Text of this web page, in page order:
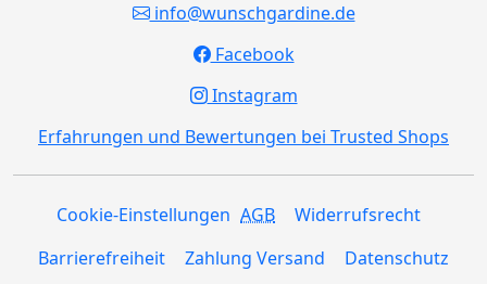
info@wunschgardine.de
Facebook
Instagram
Erfahrungen und Bewertungen bei Trusted Shops
Cookie-Einstellungen AGB
Widerrufsrecht
Barrierefreiheit
Zahlung Versand Datenschutz